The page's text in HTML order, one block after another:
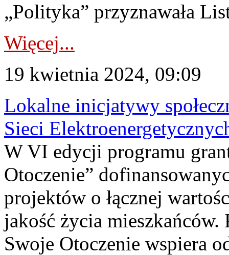
„Polityka” przyznawała
Więcej...
19 kwietnia 2024, 09:09
Lokalne inicjatywy
Sieci
W VI edycji programu
Otoczenie”
projektów o łącznej
jakość życia
Swoje Otoczenie wspiera